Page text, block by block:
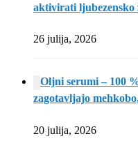
aktivirati ljubezensko
26 julija, 2026
Oljni serumi – 100
zagotavljajo
20 julija, 2026